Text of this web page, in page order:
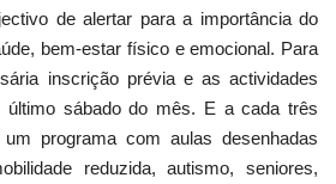
de alertar para a importância do
bem-estar físico e emocional. Para
inscrição prévia e as actividades
último sábado do mês. E a cada três
programa com aulas desenhadas
reduzida, autismo, seniores,